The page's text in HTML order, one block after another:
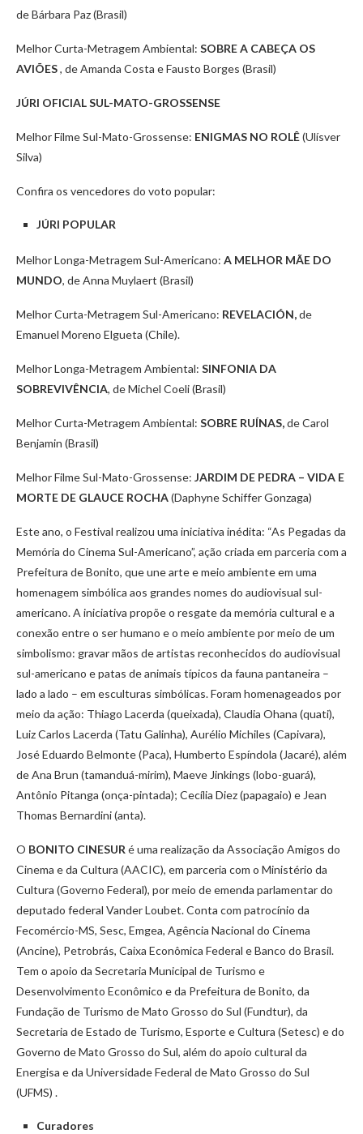
de Bárbara Paz (Brasil)
Melhor Curta-Metragem Ambiental: SOBRE A CABEÇA OS
AVIÕES, de Amanda Costa e Fausto Borges (Brasil)
JÚRI OFICIAL SUL-MATO-GROSSENSE
Melhor Filme Sul-Mato-Grossense: ENIGMAS NO ROLÊ(Ulísver
Silva)
Confira os vencedores do voto popular:
JÚRI POPULAR
Melhor Longa-Metragem Sul-Americano: A MELHOR MÃE DO
MUNDO, de Anna Muylaert (Brasil)
Melhor Curta-Metragem Sul-Americano: REVELACIÓN,de
Emanuel Moreno Elgueta (Chile).
Melhor Longa-Metragem Ambiental: SINFONIA DA
SOBREVIVÊNCIA, de Michel Coeli(Brasil)
Melhor Curta-Metragem Ambiental: SOBRE RUÍNAS,de Carol
Benjamin (Brasil)
Melhor Filme Sul-Mato-Grossense: JARDIM DE PEDRA – VIDA E
MORTE DE GLAUCE ROCHA(Daphyne Schiffer Gonzaga)
Este ano, o Festival realizou uma iniciativa inédita: “As Pegadas da
Memória do Cinema Sul-Americano”, ação criada em parceria com a
Prefeitura de Bonito, que une arte e meio ambiente em uma
homenagem simbólica aos grandes nomes do audiovisual sul-
americano. A iniciativa propõe o resgate da memória cultural e a
conexão entre o ser humano e o meio ambiente por meio de um
simbolismo: gravar mãos de artistas reconhecidos do audiovisual
sul-americano e patas de animais típicos da fauna pantaneira –
lado a lado – em esculturas simbólicas. Foram homenageados por
meio da ação: Thiago Lacerda (queixada), Claudia Ohana (quati),
Luiz Carlos Lacerda (Tatu Galinha), Aurélio Michiles (Capivara),
José Eduardo Belmonte (Paca), Humberto Espíndola (Jacaré), além
de Ana Brun (tamanduá-mirim), Maeve Jinkings (lobo-guará),
Antônio Pitanga (onça-pintada); Cecília Diez (papagaio) e Jean
Thomas Bernardini (anta).
O BONITO CINESUR é uma realização da Associação Amigos do
Cinema e da Cultura (AACIC), em parceria com o Ministério da
Cultura (Governo Federal), por meio de emenda parlamentar do
deputado federal Vander Loubet. Conta com patrocínio da
Fecomércio-MS, Sesc, Emgea, Agência Nacional do Cinema
(Ancine), Petrobrás, Caixa Econômica Federal e Banco do Brasil.
Tem o apoio da Secretaria Municipal de Turismo e
Desenvolvimento Econômico e da Prefeitura de Bonito, da
Fundação de Turismo de Mato Grosso do Sul (Fundtur), da
Secretaria de Estado de Turismo, Esporte e Cultura (Setesc) e do
Governo de Mato Grosso do Sul, além do apoio cultural da
Energisa e da Universidade Federal de Mato Grosso do Sul
(UFMS) .
Curadores